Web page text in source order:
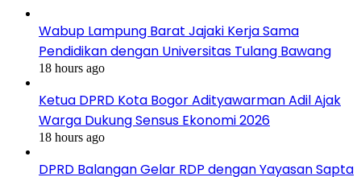
Wabup Lampung Barat Jajaki Kerja Sama
Pendidikan dengan Universitas Tulang Bawang
18 hours ago
Ketua DPRD Kota Bogor Adityawarman Adil Ajak
Warga Dukung Sensus Ekonomi 2026
18 hours ago
DPRD Balangan Gelar RDP dengan Yayasan Sapta